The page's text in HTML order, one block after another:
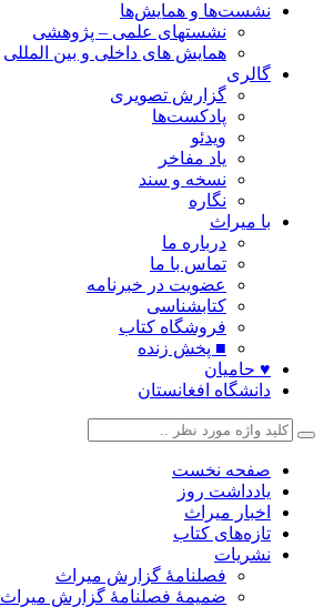
نشست‌ها و همایش‌ها
نشستهای علمی – پژوهشی
همایش های داخلی و بین المللی
گالری
گزارش تصویری
پادکست‌ها
ویدئو
یاد مفاخر
نسخه و سند
نگاره
با میراث
درباره ما
تماس با ما
عضویت در خبرنامه
کتابشناسی
فروشگاه کتاب
■ پخش زنده
♥ حامیان
دانشگاه افغانستان
صفحه نخست
یادداشت روز
اخبار میراث
تازه‌های کتاب
نشریات
فصلنامۀ گزارش میراث
ضمیمۀ فصلنامۀ گزارش میراث